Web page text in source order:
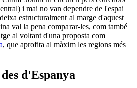
i mai no van dependre de l'espai
estructuralment al marge d'aquest
val la pena comparar-les, com també
al voltant d'una proposta com
, que aprofita al màxim les regions més
d'Espanya